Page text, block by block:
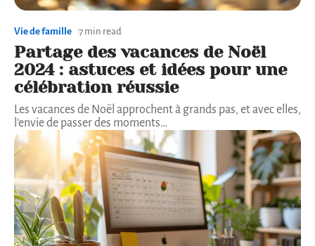
Vie de famille 7 min read
Partage des vacances de Noël
2024 : astuces et idées pour une
célébration réussie
Les vacances de Noël approchent à grands pas, et avec elles,
l'envie de passer des moments…